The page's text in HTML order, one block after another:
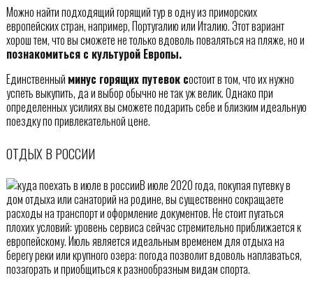
Можно найти подходящий горящий тур в одну из приморских
европейских стран, например, Португалию или Италию. Этот вариант
хорош тем, что вы сможете не только вдоволь поваляться на пляже, но и
познакомиться с культурой Европы.
Единственный минус горящих путевок состоит в том, что их нужно
успеть выкупить, да и выбор обычно не так уж велик. Однако при
определенных усилиях вы сможете подарить себе и близким идеальную
поездку по привлекательной цене.
ОТДЫХ В РОССИИ
В июле 2020 года, покупая путевку в
дом отдыха или санаторий на родине, вы существенно сокращаете
расходы на транспорт и оформление документов. Не стоит пугаться
плохих условий: уровень сервиса сейчас стремительно приближается к
европейскому. Июль является идеальным временем для отдыха на
берегу реки или крупного озера: погода позволит вдоволь наплаваться,
позагорать и приобщиться к разнообразным видам спорта.